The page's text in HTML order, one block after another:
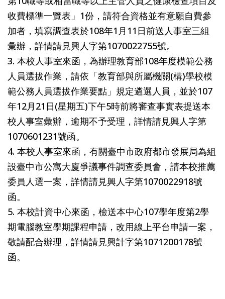
收費標準一覽表」1份，請符合資格並有意願自費參
加者，填寫調查表於108年1月11日前送人事室三組
彙辦，詳情請見興人字第1070022755號。
3. 本校人事室來函，為辦理教育部108年度模範公務
人員選拔作業，請依「教育部與所屬機關(構)學校模
範公務人員選拔作業要點」規定遴選人員，並於107
年12月21日(星期五)下午5時前將審查事實表提送本
校人事室彙辦，逾期不予受理，詳情請見興人字第
1070601231號函。
4. 本校人事室來函，有關臺中市政府都市發展局為組
設臺中市公寓大廈爭議事件調查委員會，請本校推薦
委員人選一案，詳情請見興人字第1070022918號
函。
5. 本校計資中心來函，檢送本中心107學年度第2學
期電腦教室學期課程申請，改用線上平台申請一案，
敬請配合辦理，詳情請見興計字第1071200178號
函。